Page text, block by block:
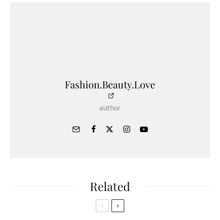
Fashion.Beauty.Love
author
Related